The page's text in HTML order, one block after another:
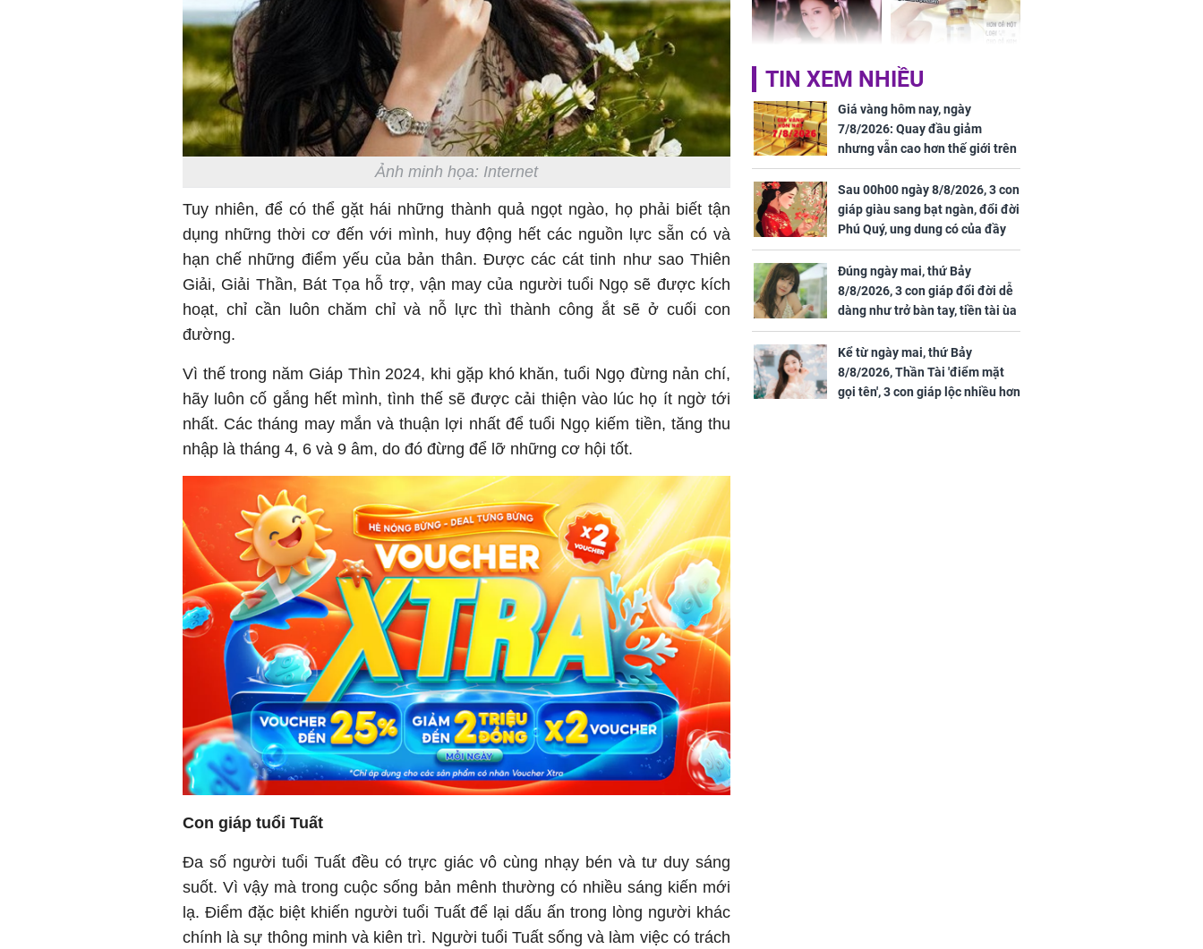
Ảnh minh họa: Internet
Tuy nhiên, để có thể gặt hái những thành quả ngọt ngào, họ phải biết tận
dụng những thời cơ đến với mình, huy động hết các nguồn lực sẵn có và
hạn chế những điểm yếu của bản thân. Được các cát tinh như sao Thiên
Giải, Giải Thần, Bát Tọa hỗ trợ, vận may của người tuổi Ngọ sẽ được kích
hoạt, chỉ cần luôn chăm chỉ và nỗ lực thì thành công ắt sẽ ở cuối con
đường.
Vì thế trong năm Giáp Thìn 2024, khi gặp khó khăn, tuổi Ngọ đừng nản chí,
hãy luôn cố gắng hết mình, tình thế sẽ được cải thiện vào lúc họ ít ngờ tới
nhất. Các tháng may mắn và thuận lợi nhất để tuổi Ngọ kiếm tiền, tăng thu
nhập là tháng 4, 6 và 9 âm, do đó đừng để lỡ những cơ hội tốt.
Con giáp tuổi Tuất
Đa số người tuổi Tuất đều có trực giác vô cùng nhạy bén và tư duy sáng
suốt. Vì vậy mà trong cuộc sống bản mênh thường có nhiều sáng kiến mới
lạ. Điểm đặc biệt khiến người tuổi Tuất để lại dấu ấn trong lòng người khác
chính là sự thông minh và kiên trì. Người tuổi Tuất sống và làm việc có trách
Triệu Lộ Tư muốn bứt
phá khỏi vùng an toàn
NÓNG: Bộ Y tế chưa
cấp phép cho sản
phẩm làm đẹp từ tế
bào gốc người
nấm sợi dai này, cơ thể
sẽ nhận được 4 lợi ích
bất ngờ!
TIN XEM NHIỀU
Giá vàng hôm nay, ngày
7/8/2026: Quay đầu giảm
nhưng vẫn cao hơn thế giới trên
7 triệu đồng
Sau 00h00 ngày 8/8/2026, 3 con
giáp giàu sang bạt ngàn, đổi đời
Phú Quý, ung dung có của đầy
nhà, ngày càng hưng thịnh sung
túc
Đúng ngày mai, thứ Bảy
8/8/2026, 3 con giáp đổi đời dễ
dàng như trở bàn tay, tiền tài ùa
tới, ngồi không lộc cũng đến,
phú quý theo tới già
Kể từ ngày mai, thứ Bảy
8/8/2026, Thần Tài 'điểm mặt
gọi tên', 3 con giáp lộc nhiều hơn